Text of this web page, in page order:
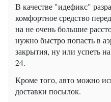
В качестве "идефикс"
комфортное средство
на не очень большие
нужно быстро попасть в
закрытия, ну или успеть
24.
Кроме того, авто можно
доставки посылок.